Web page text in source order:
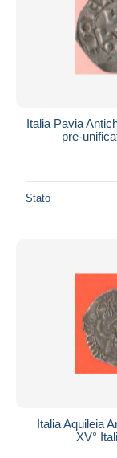
Italia Pavia
pre-
Stato
Italia Aquileia
XV°